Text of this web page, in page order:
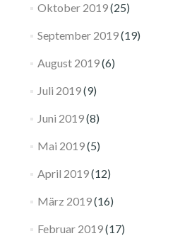
Oktober 2019(25)
September 2019(19)
August 2019(6)
Juli 2019(9)
Juni 2019(8)
Mai 2019(5)
April 2019(12)
März 2019(16)
Februar 2019(17)